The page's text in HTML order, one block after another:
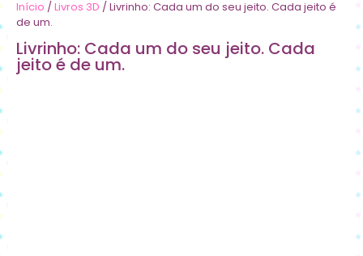
Início /Livros 3D / Livrinho: Cada um do seu jeito. Cada jeito é
de um.
Livrinho: Cada um do seu jeito. Cada
jeito é de um.